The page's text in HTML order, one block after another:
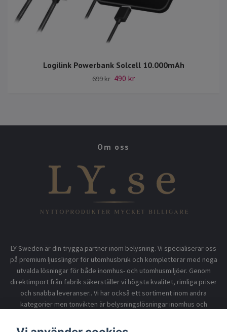
Logilink Powerbank Solcell 10.000mAh
699 kr 490 kr
Om oss
LY Sweden är din trygga partner inom belysning. Vi specialiserar oss
på premium ljusslingor för utomhusbruk och kompletterar med noga
utvalda lösningar för både inomhus- och utomhusmiljöer. Genom
direktimport från fabrik säkerställer vi högsta kvalitet, rimliga priser
och snabba leveranser.. Vi har också ett sortiment inom andra
kategorier men tonvikten är belysningslösningar inomhus och